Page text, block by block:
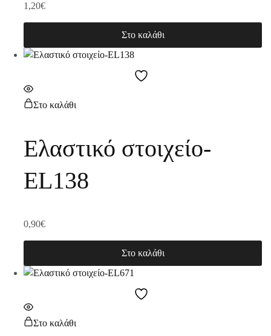
1,20€
Στο καλάθι
Στο καλάθι
Ελαστικό στοιχείο-
EL138
0,90€
Στο καλάθι
Στο καλάθι